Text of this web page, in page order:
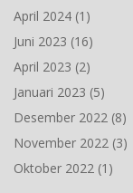
April 2024 (1)
Juni 2023 (16)
April 2023 (2)
Januari 2023 (5)
Desember 2022 (8)
November 2022 (3)
Oktober 2022 (1)